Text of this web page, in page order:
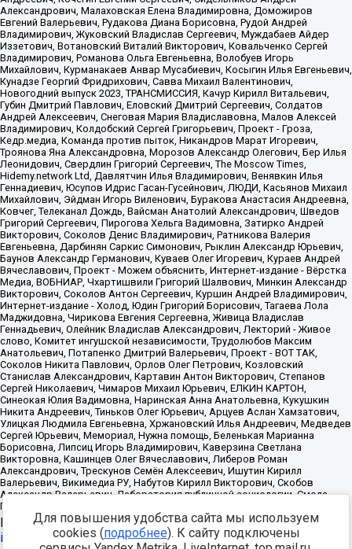
Источник:https://minjust.gov.ru/uploaded/files/reestr-
inostrannyih-agentov-22-03-2024.pdfданные на22.03.2024
Для повышения удобства сайта мы используем
cookies (подробнее). К сайту подключены